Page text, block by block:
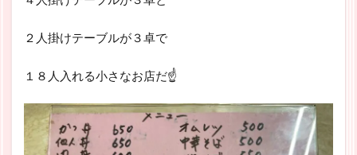
２人掛けテーブルが３卓で
１８人入れる小さなお店だ☝